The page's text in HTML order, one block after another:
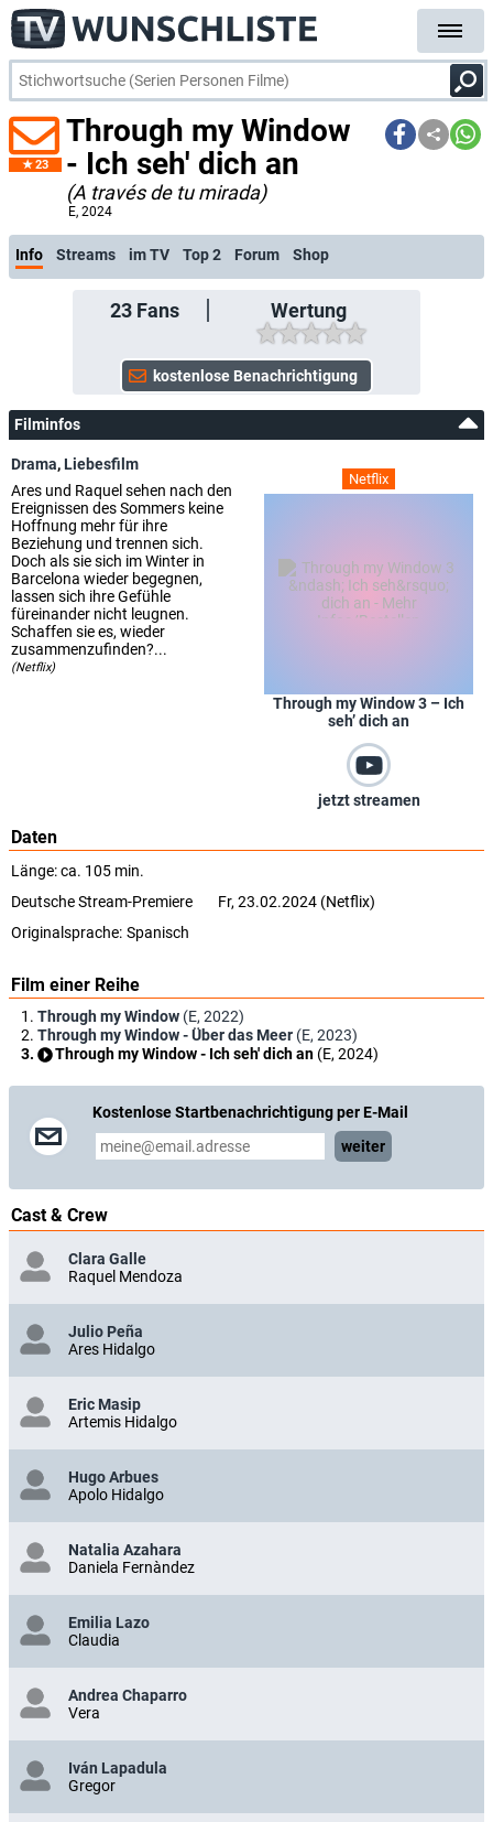
23
Through my Window
- Ich seh' dich an
(A través de tu mirada)
E, 2024
Info Streams im TV Top 2 Forum Shop
23Fans Wertung
Filminfos
Netflix
Through my Window 3 – Ich
seh’ dich an
jetzt streamen
Drama,Liebesfilm
Ares und Raquel sehen nach den
Ereignissen des Sommers keine
Hoffnung mehr für ihre
Beziehung und trennen sich.
Doch als sie sich im Winter in
Barcelona wieder begegnen,
lassen sich ihre Gefühle
füreinander nicht leugnen.
Schaffen sie es, wieder
zusammenzufinden?...
(Netflix)
Daten
Länge: ca. 105 min.
Deutsche Stream-Premiere
Fr, 23.02.2024 (Netflix)
Originalsprache: Spanisch
Film einer Reihe
Through my Window (E, 2022)
Through my Window - Über das Meer (E, 2023)
Through my Window - Ich seh' dich an (E, 2024)
Kostenlose Startbenachrichtigung per E-Mail
weiter
Cast & Crew
Clara Galle
Raquel Mendoza
Julio Peña
Ares Hidalgo
Eric Masip
Artemis Hidalgo
Hugo Arbues
Apolo Hidalgo
Natalia Azahara
Daniela Fernàndez
Emilia Lazo
Claudia
Andrea Chaparro
Vera
Iván Lapadula
Gregor